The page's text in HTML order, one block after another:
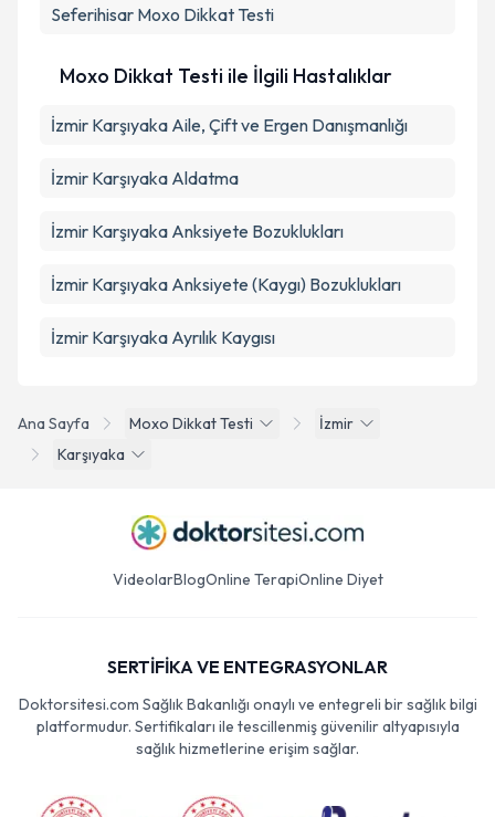
Ana Sayfa Moxo Dikkat Testi
İzmir
Karşıyaka
Seferihisar Moxo Dikkat Testi
Moxo Dikkat Testi ile İlgili Hastalıklar
İzmir Karşıyaka Aile, Çift ve Ergen Danışmanlığı
İzmir Karşıyaka Aldatma
İzmir Karşıyaka Anksiyete Bozuklukları
İzmir Karşıyaka Anksiyete (Kaygı) Bozuklukları
İzmir Karşıyaka Ayrılık Kaygısı
VideolarBlogOnline TerapiOnline Diyet
SERTİFİKA VE ENTEGRASYONLAR
Doktorsitesi.com Sağlık Bakanlığı onaylı ve entegreli bir sağlık bilgi
platformudur. Sertifikaları ile tescillenmiş güvenilir altyapısıyla
sağlık hizmetlerine erişim sağlar.